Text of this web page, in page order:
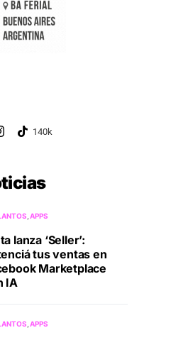
APPS
lanza ‘Seller’:
tus ventas en
Marketplace
IA
APPS